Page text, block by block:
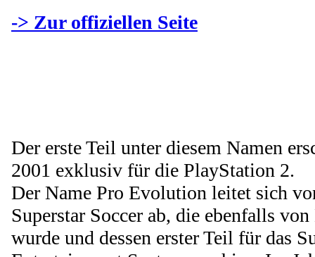
-> Zur offiziellen Seite
Der erste Teil unter diesem Namen
2001 exklusiv für die PlayStation 2.
Der Name Pro Evolution leitet sich
Superstar Soccer ab, die ebenfalls
wurde und dessen erster Teil für das